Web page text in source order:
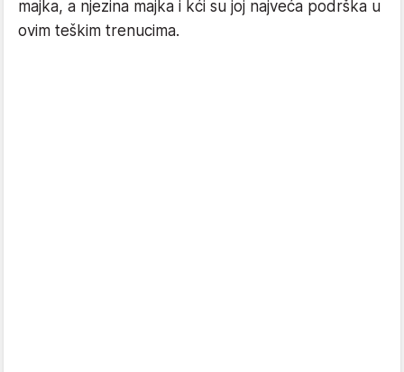
majka, a njezina majka i kći su joj najveća podrška u
ovim teškim trenucima.